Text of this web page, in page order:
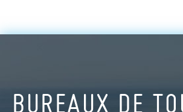
BUREAUX DE